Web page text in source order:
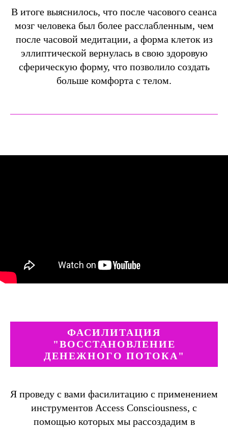
В итоге выяснилось, что после часового сеанса
мозг человека был более расслабленным, чем
после часовой медитации, а форма клеток из
эллиптической вернулась в свою здоровую
сферическую форму, что позволило создать
больше комфорта с телом.
ФАСИЛИТАЦИЯ
"ВОССТАНОВЛЕНИЕ
ДЕНЕЖНОГО ПОТОКА"
Я проведу с вами фасилитацию с применением
инструментов Access Consciousness, с
помощью которых мы рассоздадим в